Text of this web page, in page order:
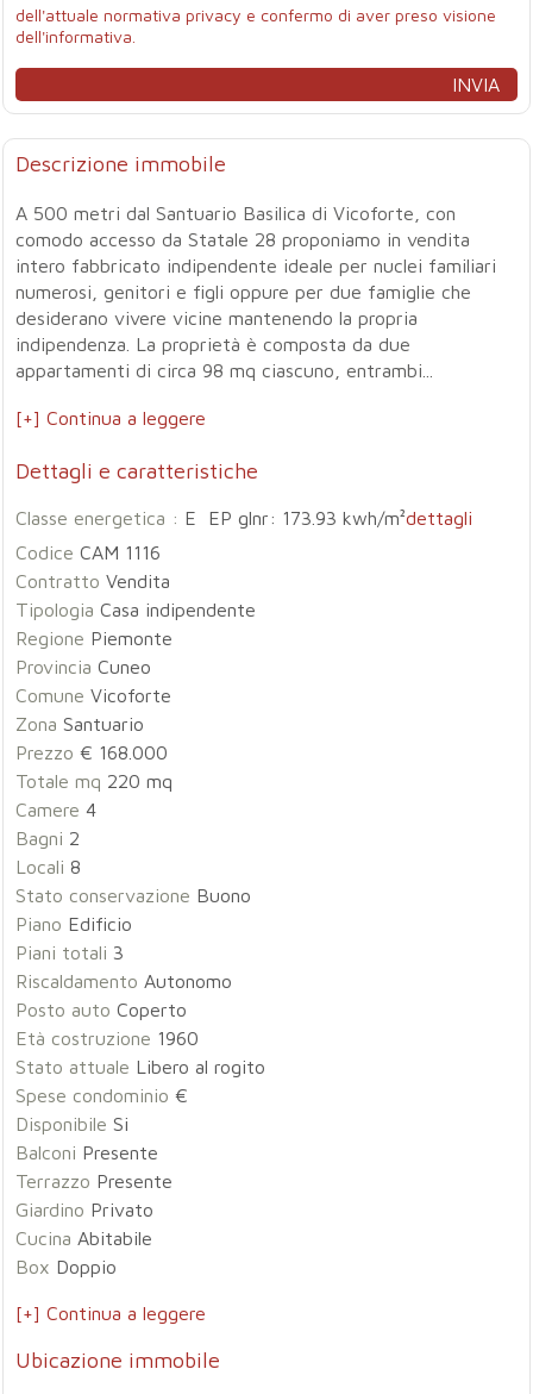
dell'attuale normativa privacy e confermo di aver preso visione
dell'informativa.
Descrizione immobile
A 500 metri dal Santuario Basilica di Vicoforte, con
comodo accesso da Statale 28 proponiamo in vendita
intero fabbricato indipendente ideale per nuclei familiari
numerosi, genitori e figli oppure per due famiglie che
desiderano vivere vicine mantenendo la propria
indipendenza. La proprietà è composta da due
appartamenti di circa 98 mq ciascuno, entrambi...
[+] Continua a leggere
Dettagli e caratteristiche
Classe energetica : E EP glnr: 173.93 kwh/m²dettagli
Codice CAM 1116
Contratto Vendita
Tipologia Casa indipendente
Regione Piemonte
Provincia Cuneo
Comune Vicoforte
Zona Santuario
Prezzo € 168.000
Totale mq 220 mq
Camere 4
Bagni 2
Locali 8
Stato conservazione Buono
Piano Edificio
Piani totali 3
Riscaldamento Autonomo
Posto auto Coperto
Età costruzione 1960
Stato attuale Libero al rogito
Spese condominio €
Disponibile Si
Balconi Presente
Terrazzo Presente
Giardino Privato
Cucina Abitabile
Box Doppio
[+] Continua a leggere
Ubicazione immobile